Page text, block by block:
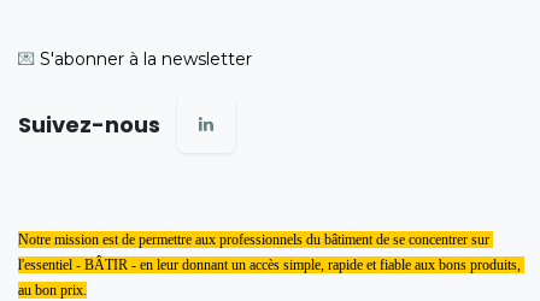
💌 S'abonner à la newsletter
Suivez-nous
Notre mission est de permettre aux professionnels du bâtiment de se concentrer sur
l'essentiel - BÂTIR - en leur donnant un accès simple, rapide et fiable aux bons produits,
au bon prix.